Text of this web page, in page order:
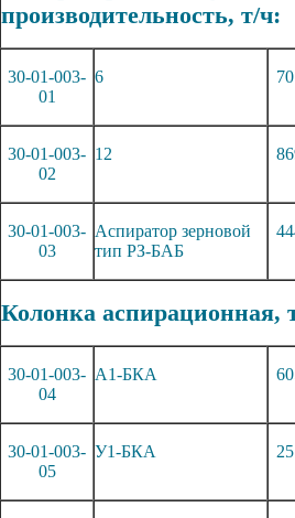
производительность, т/ч:
30-01-003-
01
6 70
30-01-003-
02
12 86
30-01-003-
03
Аспиратор зерновой
тип РЗ-БАБ
44
Колонка аспирационная,
30-01-003-
04
А1-БКА 60
30-01-003-
05
У1-БКА 25